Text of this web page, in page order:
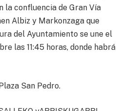
la confluencia de Gran Vía
Albiz y Markonzaga que
del Ayuntamiento se une el
las 11:45 horas, donde habrá
San Pedro.